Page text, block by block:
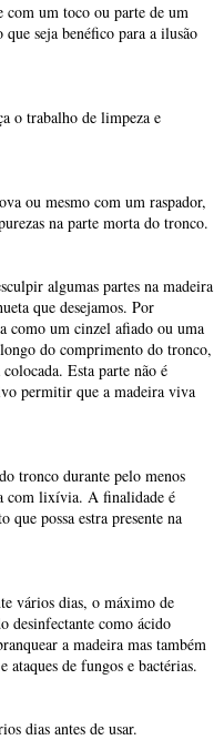
com um toco ou parte de um
seja benéfico para a ilusão
o trabalho de limpeza e
ou mesmo com um raspador,
na parte morta do tronco.
algumas partes na madeira
que desejamos. Por
como um cinzel afiado ou uma
do comprimento do tronco,
Esta parte não é
permitir que a madeira viva
tronco durante pelo menos
com lixívia. A finalidade é
possa estra presente na
vários dias, o máximo de
desinfectante como ácido
a madeira mas também
de fungos e bactérias.
dias antes de usar.